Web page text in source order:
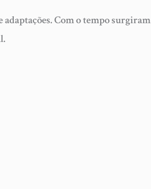
Com o tempo surgiram